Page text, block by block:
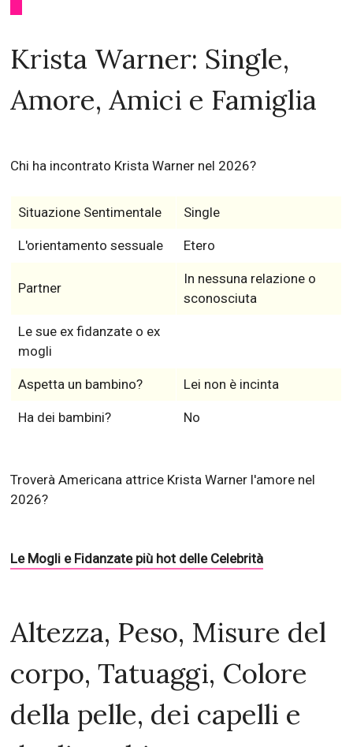
Krista Warner: Single,
Amore, Amici e Famiglia
Chi ha incontrato Krista Warner nel 2026?
Situazione Sentimentale Single
L'orientamento sessuale Etero
Partner
In nessuna relazione o
sconosciuta
Le sue ex fidanzate o ex
mogli
Aspetta un bambino? Lei non è incinta
Ha dei bambini? No
Troverà Americana attrice Krista Warner l'amore nel
2026?
Le Mogli e Fidanzate più hot delle Celebrità
Altezza, Peso, Misure del
corpo, Tatuaggi, Colore
della pelle, dei capelli e